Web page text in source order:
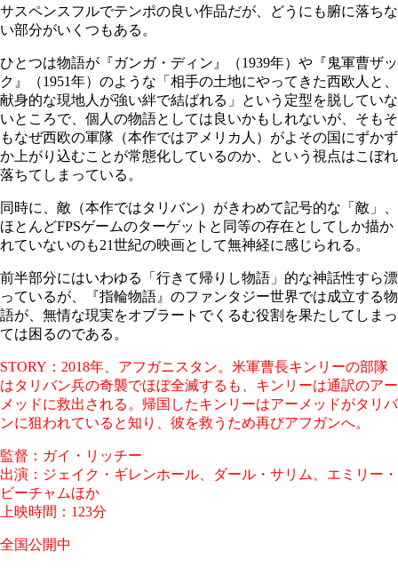
サスペンスフルでテンポの良い作品だが、どうにも腑に落ちな
い部分がいくつもある。
ひとつは物語が『ガンガ・ディン』（1939年）や『鬼軍曹ザッ
ク』（1951年）のような「相手の土地にやってきた西欧人と、
献身的な現地人が強い絆で結ばれる」という定型を脱していな
いところで、個人の物語としては良いかもしれないが、そもそ
もなぜ西欧の軍隊（本作ではアメリカ人）がよその国にずかず
か上がり込むことが常態化しているのか、という視点はこぼれ
落ちてしまっている。
同時に、敵（本作ではタリバン）がきわめて記号的な「敵」、
ほとんどFPSゲームのターゲットと同等の存在としてしか描か
れていないのも21世紀の映画として無神経に感じられる。
前半部分にはいわゆる「行きて帰りし物語」的な神話性すら漂
っているが、『指輪物語』のファンタジー世界では成立する物
語が、無情な現実をオブラートでくるむ役割を果たしてしまっ
ては困るのである。
STORY：2018年、アフガニスタン。米軍曹長キンリーの部隊
はタリバン兵の奇襲でほぼ全滅するも、キンリーは通訳のアー
メッドに救出される。帰国したキンリーはアーメッドがタリバ
ンに狙われていると知り、彼を救うため再びアフガンへ。
監督：ガイ・リッチー
出演：ジェイク・ギレンホール、ダール・サリム、エミリー・
ビーチャムほか
上映時間：123分
全国公開中